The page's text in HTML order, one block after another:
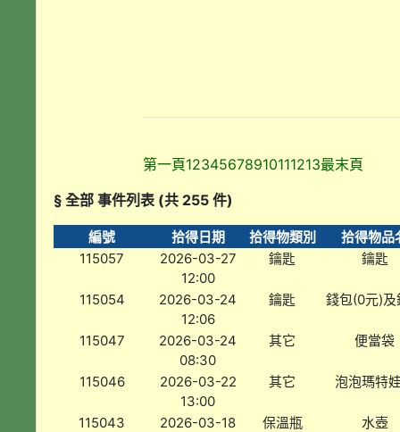
第一頁12345678910111213最末頁
§ 全部 事件列表 (共 255 件)
編號 拾得日期 拾得物類別
拾得物品
115057
2026-03-27
12:00
鑰匙 鑰匙
115054
2026-03-24
12:06
鑰匙 錢包(0元)及
115047
2026-03-24
08:30
其它 便當袋
115046
2026-03-22
13:00
其它 泡泡瑪特
115043
2026-03-18
保溫瓶 水壺